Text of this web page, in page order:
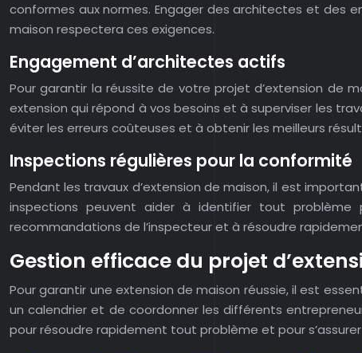
conformes aux normes. Engager des architectes et des
maison respectera ces exigences.
Engagement d’architectes actifs
Pour garantir la réussite de votre projet d’extension de
extension qui répond à vos besoins et à superviser les
éviter les erreurs coûteuses et à obtenir les meilleurs
Inspections régulières pour la conformité
Pendant les travaux d’extension de maison, il est
inspections peuvent aider à identifier tout
recommandations de l’inspecteur et à résoudre
Gestion efficace du projet
Pour garantir une extension de maison réussie, il est
un calendrier et de coordonner les différents
pour résoudre rapidement tout problème et pour